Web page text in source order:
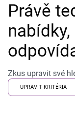
Právě
Zkus upravit své
UPRAVIT KRITÉRIA